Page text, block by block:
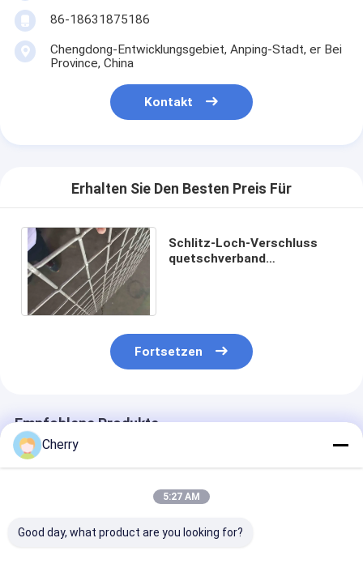
86-18631875186
Chengdong-Entwicklungsgebiet, Anping-Stadt, er Bei
Province, China
Kontakt
Erhalten Sie Den Besten Preis Für
Schlitz-Loch-Verschluss
quetschverband
Fortsetzen
Empfohlene Produkte
Cherry
5:27 AM
Good day, what product are you looking for?